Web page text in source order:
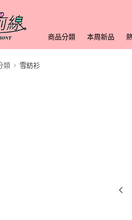
商品分類 本周新品
類 雪紡衫